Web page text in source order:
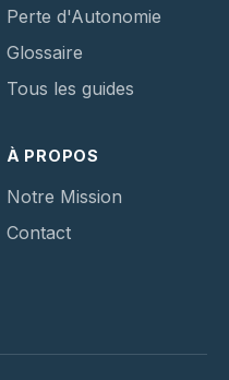
Perte d'Autonomie
Glossaire
Tous les guides
À PROPOS
Notre Mission
Contact